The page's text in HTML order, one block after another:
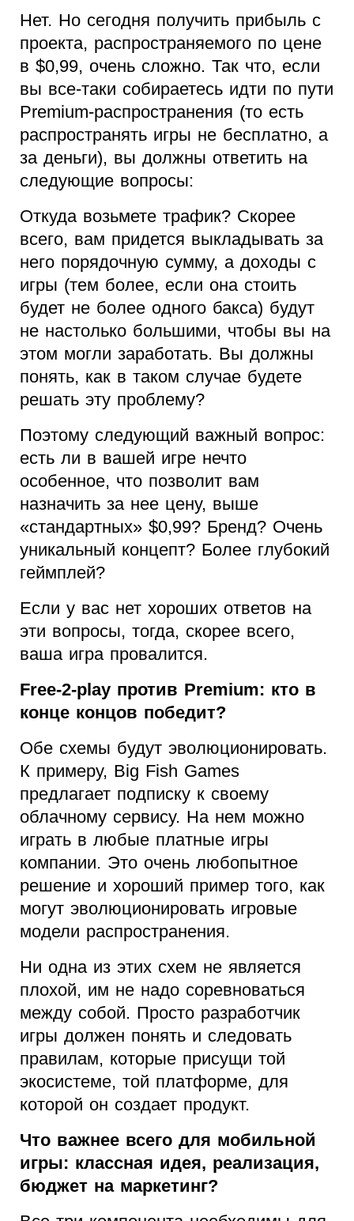
Нет. Но сегодня получить прибыль с
проекта, распространяемого по цене
в $0,99, очень сложно. Так что, если
вы все-таки собираетесь идти по пути
Premium-распространения (то есть
распространять игры не бесплатно, а
за деньги), вы должны ответить на
следующие вопросы:
Откуда возьмете трафик? Скорее
всего, вам придется выкладывать за
него порядочную сумму, а доходы с
игры (тем более, если она стоить
будет не более одного бакса) будут
не настолько большими, чтобы вы на
этом могли заработать. Вы должны
понять, как в таком случае будете
решать эту проблему?
Поэтому следующий важный вопрос:
есть ли в вашей игре нечто
особенное, что позволит вам
назначить за нее цену, выше
«стандартных» $0,99? Бренд? Очень
уникальный концепт? Более глубокий
геймплей?
Если у вас нет хороших ответов на
эти вопросы, тогда, скорее всего,
ваша игра провалится.
Free-2-play против Premium: кто в
конце концов победит?
Обе схемы будут эволюционировать.
К примеру, Big Fish Games
предлагает подписку к своему
облачному сервису. На нем можно
играть в любые платные игры
компании. Это очень любопытное
решение и хороший пример того, как
могут эволюционировать игровые
модели распространения.
Ни одна из этих схем не является
плохой, им не надо соревноваться
между собой. Просто разработчик
игры должен понять и следовать
правилам, которые присущи той
экосистеме, той платформе, для
которой он создает продукт.
Что важнее всего для мобильной
игры: классная идея, реализация,
бюджет на маркетинг?